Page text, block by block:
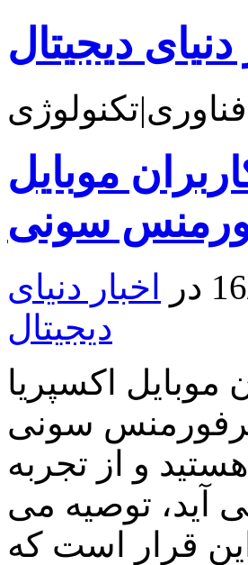
دنیای دیجیتال
موبایل
سونی
اخبار دنیای
دیجیتال
موبایل اکسپریا
سونی
و از تجربه
آید، توصیه می
این قرار است که